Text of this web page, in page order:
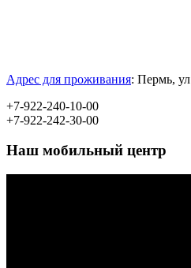
Адрес для проживания: Пермь,
+7-922-240-10-00
+7-922-242-30-00
Наш мобильный центр